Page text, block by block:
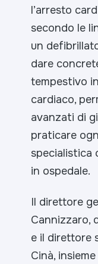
l’arresto
secondo le
un
dare
tempestivo
cardiaco,
avanzati di
praticare
specialistica
in ospedale.
Il direttore
Cannizzaro,
e il direttore
Cinà,